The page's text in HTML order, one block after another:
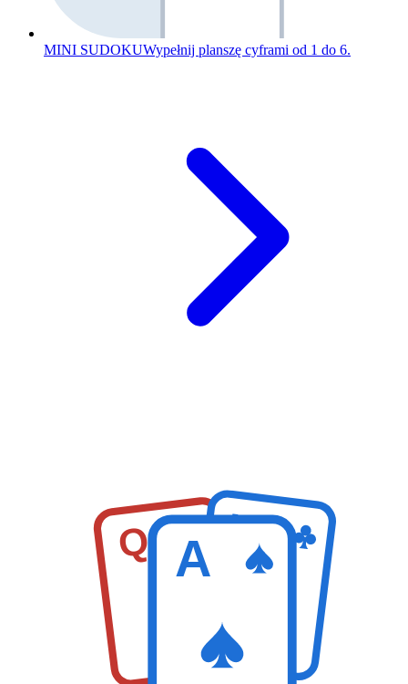
MINI SUDOKUWypełnij planszę cyframi od 1 do 6.
Q K
A